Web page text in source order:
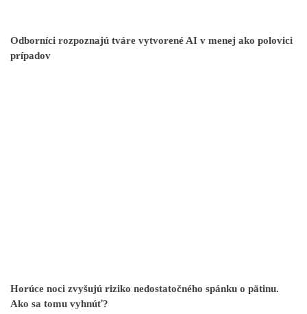
Odborníci rozpoznajú tváre vytvorené AI v menej ako polovici
prípadov
Horúce noci zvyšujú riziko nedostatočného spánku o pätinu.
Ako sa tomu vyhnúť?